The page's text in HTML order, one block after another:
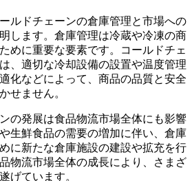
ルドチェーンの倉庫管理と市場への
します。倉庫管理は冷蔵や冷凍の商
めに重要な要素です。コールドチェ
、適切な冷却設備の設置や温度管理
化などによって、商品の品質と安全
せません。
の発展は食品物流市場全体にも影響
生鮮食品の需要の増加に伴い、倉庫
に新たな倉庫施設の建設や拡充を行
物流市場全体の成長により、さまざ
げています。